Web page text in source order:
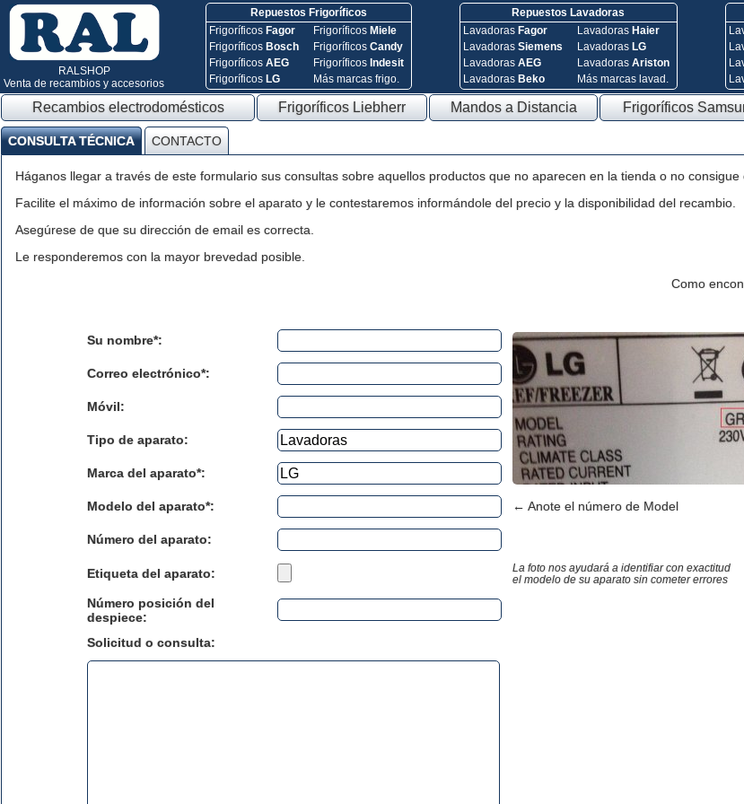
RALSHOP
Venta de recambios y accesorios
Repuestos Frigoríficos
Frigoríficos Fagor
Frigoríficos Bosch
FrigoríficosAEG
Frigoríficos LG
Frigoríficos Miele
FrigoríficosCandy
Frigoríficos Indesit
Más marcas frigo.
Repuestos Lavadoras
Lavadoras Fagor
Lavadoras Siemens
Lavadoras AEG
Lavadoras Beko
Lavadoras Haier
Lavadoras LG
Lavadoras Ariston
Más marcas lavad.
Recambios electrodomésticos Frigoríficos Liebherr Mandos a Distancia Frigoríficos
CONSULTA TÉCNICA CONTACTO
Háganos llegar a través de este formulario sus consultas sobre aquellos productos que no aparecen en la tienda o no consigue
Facilite el máximo de información sobre el aparato y le contestaremos informándole del precio y la disponibilidad del recambio.
Asegúrese de que su dirección de email es correcta.
Le responderemos con la mayor brevedad posible.
Como
Su nombre*:
Correo electrónico*:
Móvil:
Tipo de aparato:
Marca del aparato*:
Modelo del aparato*: ← Anote el número de Model
Número del aparato:
Etiqueta del aparato:
La foto nos ayudará a identifiar con exactitud
el modelo de su aparato sin cometer errores
Número posición del
despiece:
Solicitud o consulta: